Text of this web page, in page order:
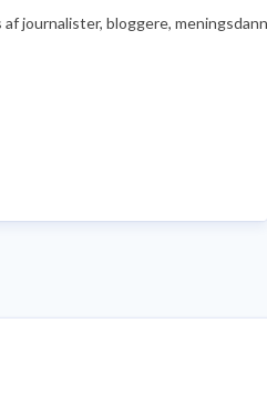
journalister, bloggere,